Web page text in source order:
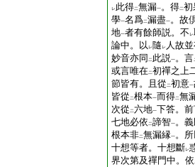
レ此得二無漏一。得二初
學一名爲二漏盡一。故
地一者有餘師説。不 レ
論中。以 レ隨 レ 人故
妙音亦同 二 此説一。言
或言唯在二初禪之上
節皆有。且從 二初意一
皆從 二根本一而得二無
次從 二六地一下答。
七地必依 二諦智一。
根本非二無漏縁一。
十想等者。十想斷レ
界次第及禪門中。依